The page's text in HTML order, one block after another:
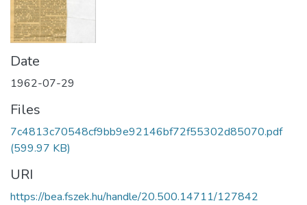
Date
1962-07-29
Files
7c4813c70548cf9bb9e92146bf72f55302d85070.pdf
(599.97 KB)
URI
https://bea.fszek.hu/handle/20.500.14711/127842